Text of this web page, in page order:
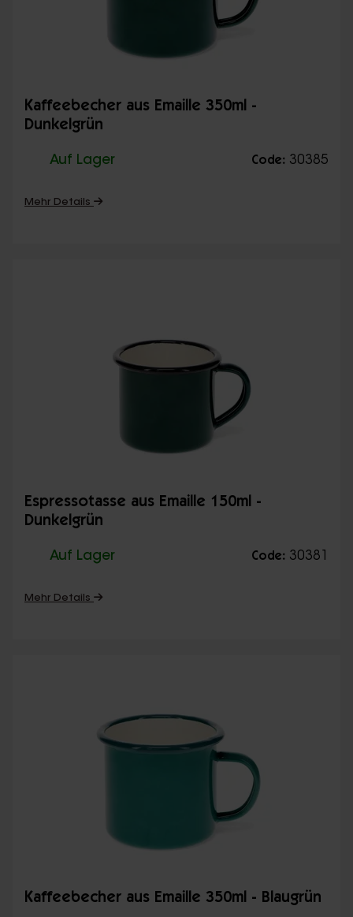
Kaffeebecher aus Emaille 350ml -
Dunkelgrün
Auf Lager Code: 30385
Mehr Details
Espressotasse aus Emaille 150ml -
Dunkelgrün
Auf Lager Code: 30381
Mehr Details
Kaffeebecher aus Emaille 350ml - Blaugrün